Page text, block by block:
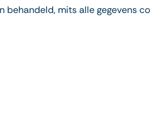
behandeld, mits alle gegevens